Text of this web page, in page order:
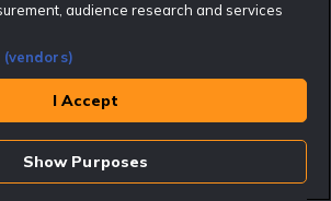
ledande betting-community. 2017 nominerades
bästa spelinformations-sajter på spelbranschens egen
och erbjudanden från de största och mest seriösa
information om skador och avstängningar samt vårt
attkontakta oss.
2008-2026 - Alla rättigheter reserverade.
audience research and services
I Accept
Show Purposes